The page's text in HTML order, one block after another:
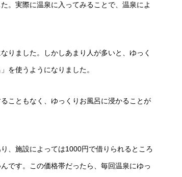
。実際に温泉に入ってみることで、温泉によ
りました。しかしあまり人が多いと、ゆっく
を使うようになりました。
こともなく、ゆっくりお風呂に浸かることが
、施設によっては1000円で借りられるところ
です。この価格帯だったら、毎回温泉にゆっ